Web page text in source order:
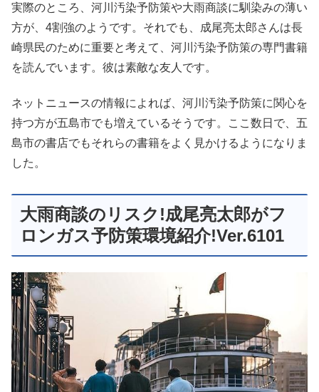
実際のところ、河川汚染予防策や大雨商談に馴染みの薄い
方が、4割強のようです。それでも、成尾亮太郎さんは長
崎県民のために重要と考えて、河川汚染予防策の専門書籍
を読んでいます。彼は素敵な友人です。
ネットニュースの情報によれば、河川汚染予防策に関心を
持つ方が五島市でも増えているそうです。ここ数日で、五
島市の書店でもそれらの書籍をよく見かけるようになりま
した。
大雨商談のリスク!成尾亮太郎がフ
ロンガス予防策環境紹介!Ver.6101